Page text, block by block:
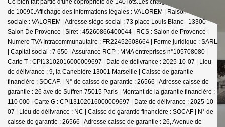
Ce bien fait partie d'une copropriété de 140 lots.Les charges annuelles sont
de 1009€.Affichage des informations légales : VALOREM | Raison
sociale : VALOREM | Adresse siège social : 73 place Louis Blanc - 13300
Salon De Provence | Siret : 45260866400044 | RCS : Salon de Provence |
Numero TVA Intracommunautaire : FR22452608664 | Forme juridique : SARL
| Capital social : 7 650 | Assurance RCP : MMA entreprises n°105708080 |
Carte T : CPI13102016000009697 | Date de délivrance : 2025-10-07 | Lieu
de délivrance : 9, la Canebière 13001 Marseille | Caisse de garantie
financière : SOCAF. | N° de caisse de garantie : 26566 | Adresse caisse de
garantie : 26 ave de Suffren 75015 Paris | Montant de la garantie financière :
110 000 | Carte G : CPI13102016000009697 | Date de délivrance : 2025-10-
07 | Lieu de délivrance : NC | Caisse de garantie financière : SOCAF | N° de
caisse de garantie : 26566 | Adresse caisse de garantie : 26, Avenue de